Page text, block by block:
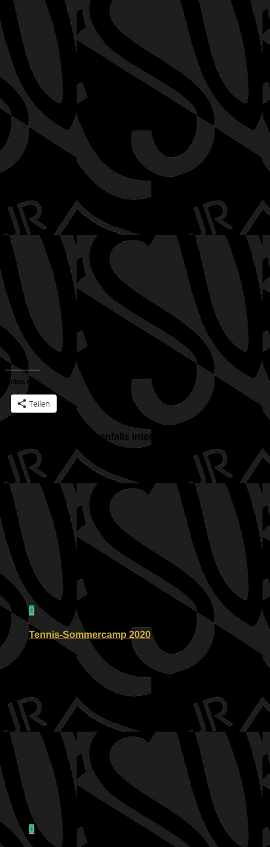
Teilen mit:
Teilen
Für dich vielleicht ebenfalls interessant …
0
Tennis-Sommercamp 2020
0